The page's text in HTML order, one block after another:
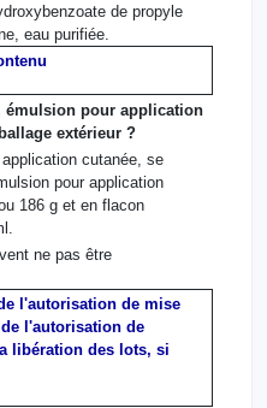
de propyle
eau purifiée.
émulsion pour application
extérieur ?
cutanée, se
pour application
186 g et en flacon
ne pas être
l'autorisation de mise
l'autorisation de
libération des lots, si